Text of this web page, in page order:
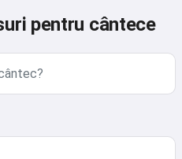
pentru cântece